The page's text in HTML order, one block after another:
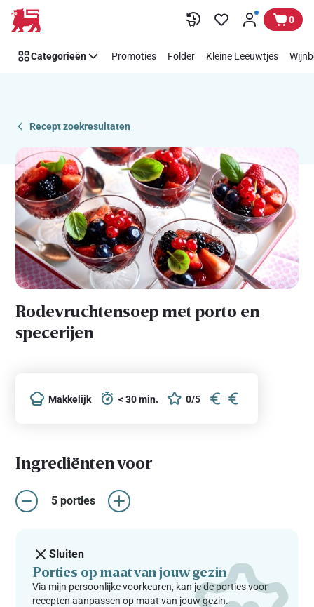
Overslaan
Recipe
Details
0
Categorieën Promoties Folder Kleine Leeuwtjes
Recept zoekresultaten
Rodevruchtensoep met porto en
specerijen
Makkelijk < 30 min. 0/5
Ingrediënten voor
5 porties
Sluiten
Porties op maat van jouw gezin
Via mijn persoonlijke voorkeuren, kan je de porties voor
recepten aanpassen op maat van jouw gezin.